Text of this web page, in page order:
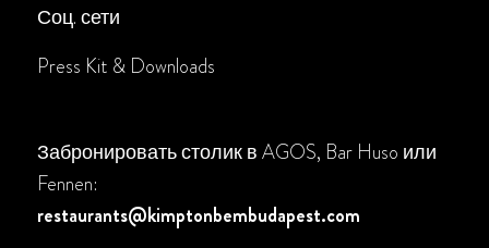
Соц. сети
Press Kit & Downloads
Забронировать столик в AGOS, Bar Huso или
Fennen:
restaurants@kimptonbembudapest.com